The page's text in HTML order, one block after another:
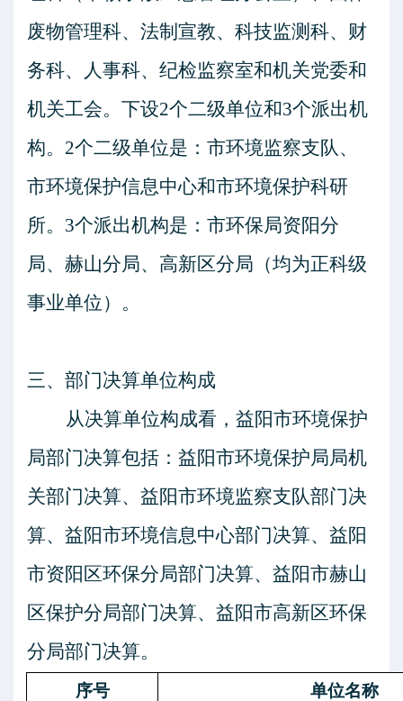
废物管理科、法制宣教、科技监测科、财
务科、人事科、纪检监察室和机关党委和
机关工会。 下设2个二级单位和3个派出机
构。 2个二级单位是：市环境监察支队、
市环境保护信息中心和市环境保护科研
所。 3个派出机构是：市环保局资阳分
局、赫山分局、高新区分局（均为正科级
事业单位）。
三、部门决算单位构成
从决算单位构成看，益阳市环境保护
局部门决算包括：益阳市环境保护局局机
关部门决算、益阳市环境监察支队部门决
算、益阳市环境信息中心部门决算、益阳
市资阳区环保分局部门决算、益阳市赫山
区保护分局部门决算、益阳市高新区环保
分局部门决算。
序号 单位名称